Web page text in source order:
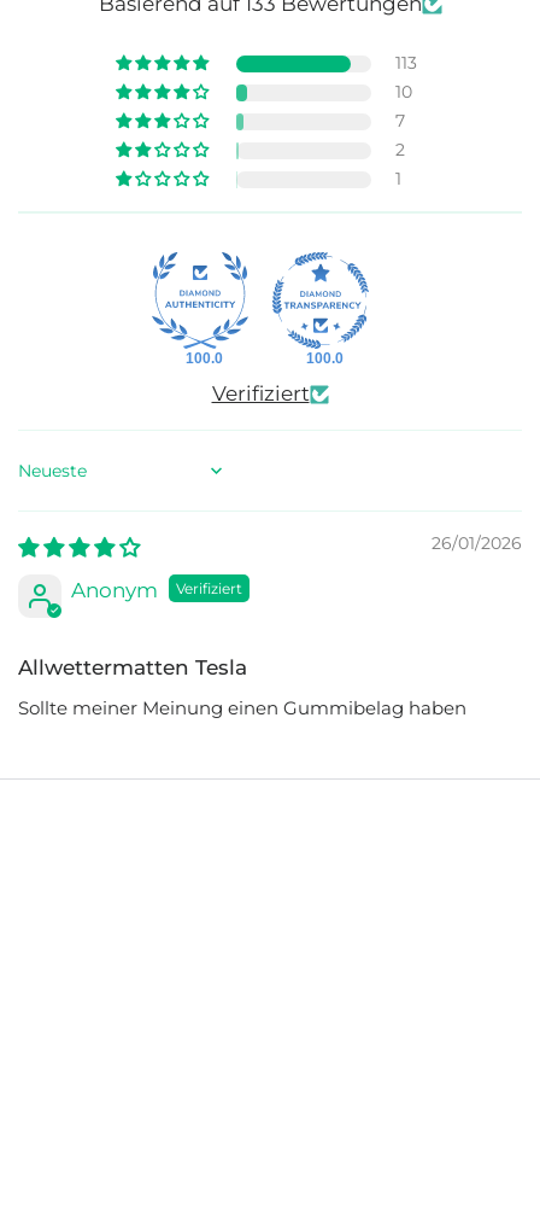
113
10
7
2
1
100.0 100.0
Verifiziert
Sort by
26/01/2026
Anonym
Allwettermatten Tesla
Sollte meiner Meinung einen Gummibelag haben